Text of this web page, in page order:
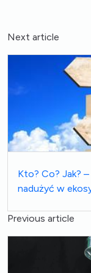
Next article
Kto? Co? Jak?
nadużyć w
Previous article